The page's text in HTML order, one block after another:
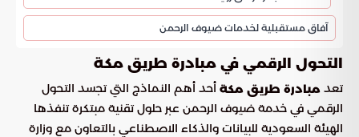
آفاق مستقبلية لخدمات ضيوف الرحمن
التحول الرقمي في مبادرة طريق مكة
تعد مبادرة طريق مكة أحد أهم النماذج التي تجسد التحول
الرقمي في خدمة ضيوف الرحمن عبر حلول تقنية مبتكرة تنفذها
الهيئة السعودية للبيانات والذكاء الاصطناعي بالتعاون مع وزارة